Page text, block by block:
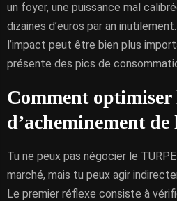
un foyer, une puissance mal
dizaines d’euros par an
l’impact peut être bien plus
présente des pics de
Comment optimiser
d’acheminement de
Tu ne peux pas négocier le
marché, mais tu peux agir
Le premier réflexe consiste à